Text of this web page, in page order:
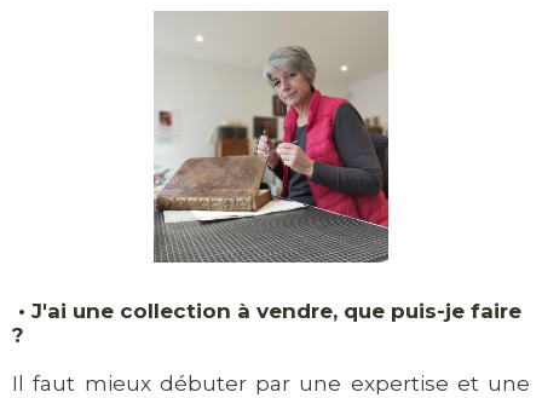
• J'ai une collection à vendre, que puis-je faire
?
Il faut mieux débuter par une expertise et une